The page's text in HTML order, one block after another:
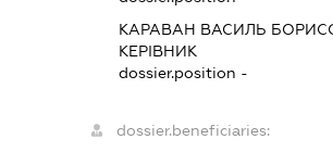
КАРАВАН ВАСИЛЬ
КЕРІВНИК
dossier.position -
dossier.beneficiaries: